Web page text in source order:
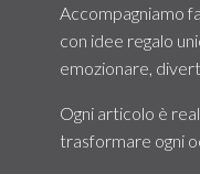
Accompagniamo
con idee regalo
emozionare,
Ogni articolo è
trasformare ogni